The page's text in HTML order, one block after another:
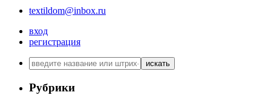
textildom@inbox.ru
вход
регистрация
искать
Рубрики